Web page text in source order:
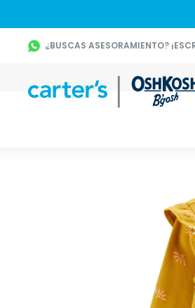
¿BUSCAS ASESORAMIENTO?